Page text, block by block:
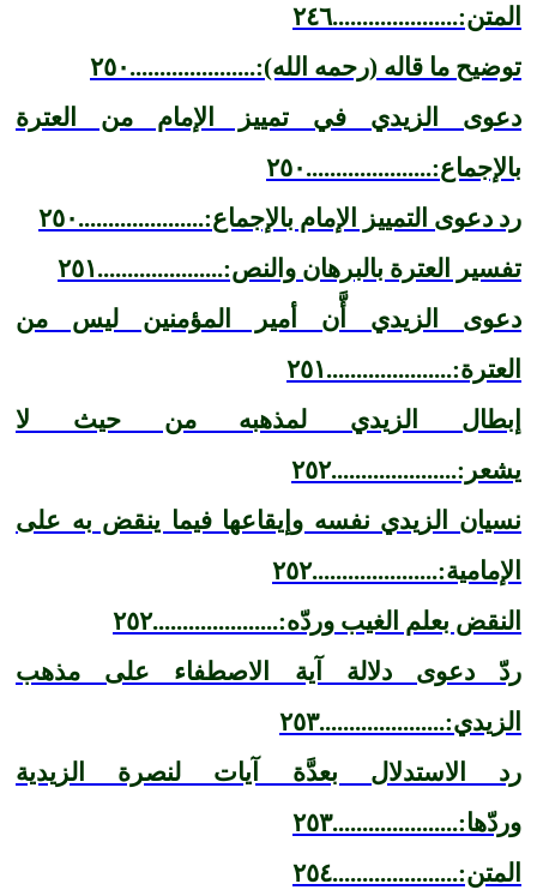
المتن:.....................٢٤٦
توضيح ما قاله (رحمه الله):.....................٢٥٠
دعوى الزيدي في تمييز الإمام من العترة
بالإجماع:.....................٢٥٠
رد دعوى التمييز الإمام بالإجماع:.....................٢٥٠
تفسير العترة بالبرهان والنص:.....................٢٥١
دعوى الزيدي أَّن أمير المؤمنين ليس من
العترة:.....................٢٥١
إبطال الزيدي لمذهبه من حيث لا
يشعر:.....................٢٥٢
نسيان الزيدي نفسه وإيقاعها فيما ينقض به على
الإمامية:.....................٢٥٢
النقض بعلم الغيب وردّه:.....................٢٥٢
ردّ دعوى دلالة آية الاصطفاء على مذهب
الزيدي:.....................٢٥٣
رد الاستدلال بعدَّة آيات لنصرة الزيدية
وردّها:.....................٢٥٣
المتن:.....................٢٥٤